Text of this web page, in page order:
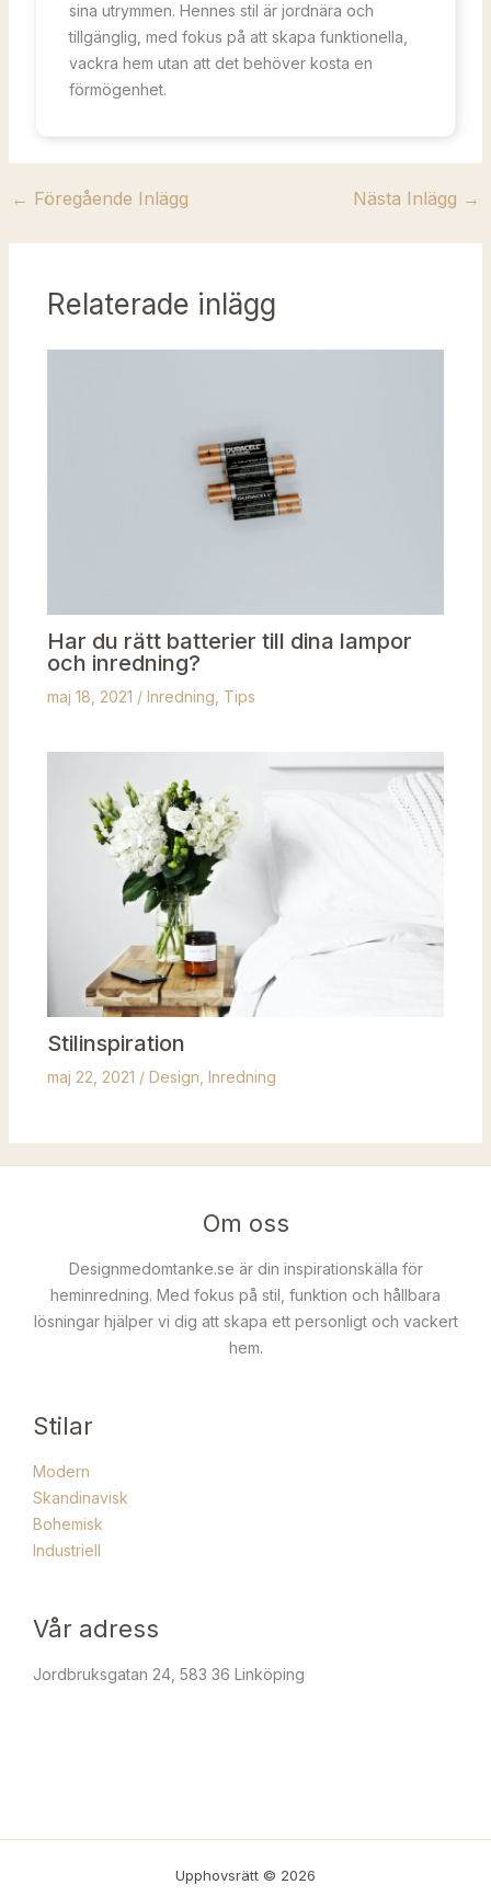
sina utrymmen. Hennes stil är jordnära och
tillgänglig, med fokus på att skapa funktionella,
vackra hem utan att det behöver kosta en
förmögenhet.
← Föregående Inlägg Nästa Inlägg →
Relaterade inlägg
Har du rätt batterier till dina lampor
och inredning?
maj 18, 2021 / Inredning Tips
Stilinspiration
maj 22, 2021 / Design Inredning
Om oss
Designmedomtanke.se är din inspirationskälla för
heminredning. Med fokus på stil, funktion och hållbara
lösningar hjälper vi dig att skapa ett personligt och vackert
hem.
Stilar
Modern
Skandinavisk
Bohemisk
Industriell
Vår adress
Jordbruksgatan 24, 583 36 Linköping
Upphovsrätt © 2026